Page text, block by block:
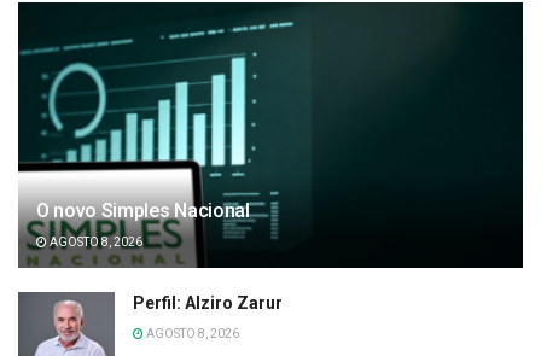
O novo Simples Nacional
AGOSTO 8, 2026
Perfil: Alziro Zarur
AGOSTO 8, 2026